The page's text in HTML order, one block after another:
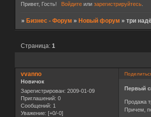
Привет, Гость! Войдитеили зарегистрируйтесь.
»Бизнес - Форум »Новый форум »три
Страница:1
vvanno
Новичок
Зарегистрирован: 2009-01-09
Приглашений: 0
Сообщений: 1
Уважение: [+0/-0]
Первый
Продажа
Причем,